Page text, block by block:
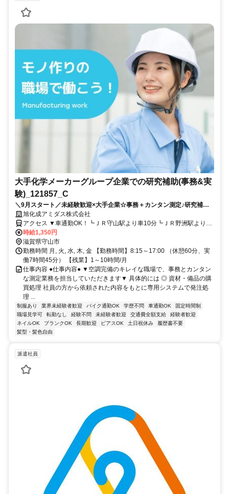
大手化学メーカーグループ企業での研究補助(事務&実
験)_121857_C
＼9月スタート／未経験歓迎×大手企業☆事務＋カンタン測定♪研究補助
スタッフ募集★土日祝休み☆残業少なめ
旭化成アミダス株式会社
アクセス ▼車通勤OK！┗ＪＲ守山駅より車10分┗ＪＲ野洲駅より車
10分┗ＪＲ草津駅より車20分
時給1,350円
滋賀県守山市
勤務時間 月, 火, 水, 木, 金 【勤務時間】8:15～17:00 （休憩60分、実
働7時間45分） 【残業】1～10時間/月
仕事内容 ●仕事内容● ▼空調完備のキレイな職場で、事務とカンタン
な測定業務を担当していただきます▼ 具体的には ◎ 資材・備品の購
買処理 社員の方から依頼された内容をもとに専用システムで発注処
理 ...
制服あり 業界未経験者歓迎 バイク通勤OK 学歴不問 車通勤OK
固定時間制
職場見学可
転勤なし 経験不問 未経験者歓迎 交通費全額支給
経験者歓迎
ネイルOK
ブランクOK 長期歓迎 ピアスOK 土日祝休み
履歴書不要
髪型・髪色自由
派遣社員